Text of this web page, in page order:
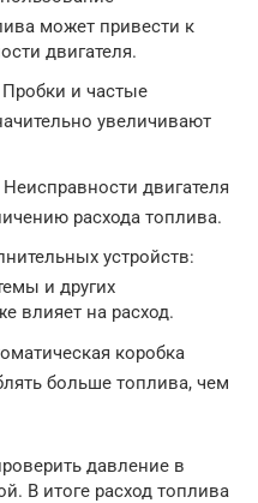
может привести к
двигателя.
Пробки и частые
увеличивают
двигателя
расхода топлива.
устройств:
и других
влияет на расход.
коробка
больше топлива, чем
давление в
В итоге расход топлива